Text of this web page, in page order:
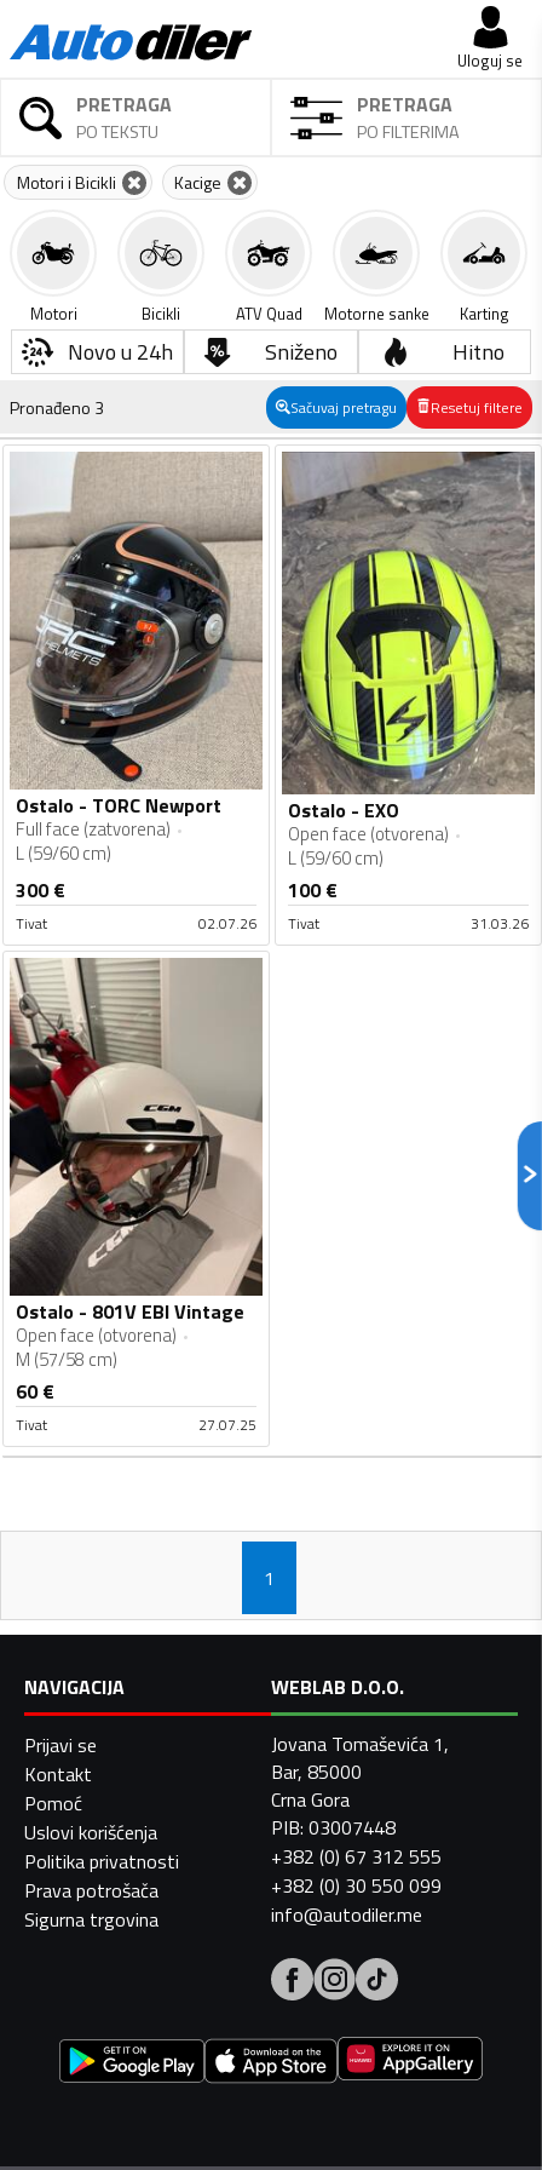
Uloguj se
PRETRAGA
PO TEKSTU
PRETRAGA
PO FILTERIMA
Motori i Bicikli Kacige
Motori Bicikli ATV Quad Motorne sanke Karting
Novo u 24h Sniženo Hitno
Pronađeno 3 Sačuvaj pretragu Resetuj filtere
Ostalo - TORC Newport
Full face (zatvorena)
L (59/60 cm)
300€
Tivat 02.07.26
Ostalo - EXO
Open face (otvorena)
L (59/60 cm)
100€
Tivat 31.03.26
Ostalo - 801V EBI Vintage
Open face (otvorena)
M (57/58 cm)
60€
Tivat 27.07.25
1
NAVIGACIJA
Prijavi se
Kontakt
Pomoć
Uslovi korišćenja
Politika privatnosti
Prava potrošača
Sigurna trgovina
WEBLAB D.O.O.
Jovana Tomaševića 1,
Bar, 85000
Crna Gora
PIB: 03007448
+382 (0) 67 312 555
+382 (0) 30 550 099
info@autodiler.me